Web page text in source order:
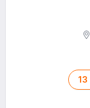
13